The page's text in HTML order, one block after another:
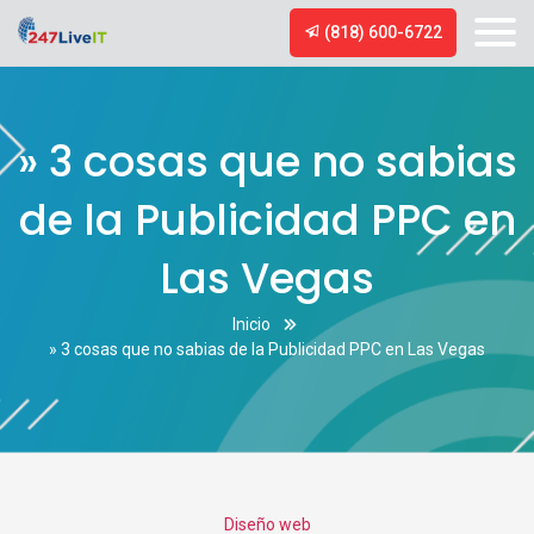
(818) 600-6722
» 3 cosas que no sabias
de la Publicidad PPC en
Las Vegas
Inicio
» 3 cosas que no sabias de la Publicidad PPC en Las Vegas
Categories
Diseño web